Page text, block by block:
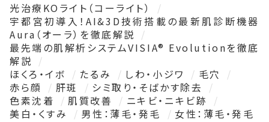
光治療KOライト（コーライト）
宇都宮初導入！AI&3D技術搭載の最新肌診断機器
Aura（オーラ）を徹底解説
最先端の肌解析システムVISIA® Evolutionを徹底
解説
ほくろ・イボ
たるみ しわ・小ジワ
毛穴
赤ら顔
肝斑
シミ取り・そばかす除去
色素沈着
肌質改善
ニキビ・ニキビ跡
美白・くすみ
男性：薄毛・発毛
女性：薄毛・発毛